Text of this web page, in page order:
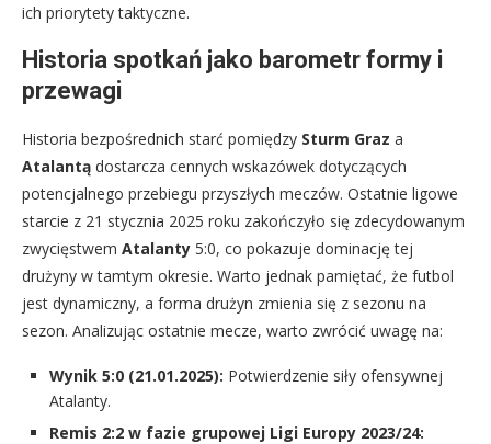
ich priorytety taktyczne.
Historia spotkań jako barometr formy i
przewagi
Historia bezpośrednich starć pomiędzy Sturm Graz a
Atalantą dostarcza cennych wskazówek dotyczących
potencjalnego przebiegu przyszłych meczów. Ostatnie ligowe
starcie z 21 stycznia 2025 roku zakończyło się zdecydowanym
zwycięstwem Atalanty 5:0, co pokazuje dominację tej
drużyny w tamtym okresie. Warto jednak pamiętać, że futbol
jest dynamiczny, a forma drużyn zmienia się z sezonu na
sezon. Analizując ostatnie mecze, warto zwrócić uwagę na:
Wynik 5:0 (21.01.2025): Potwierdzenie siły ofensywnej
Atalanty.
Remis 2:2 w fazie grupowej Ligi Europy 2023/24: